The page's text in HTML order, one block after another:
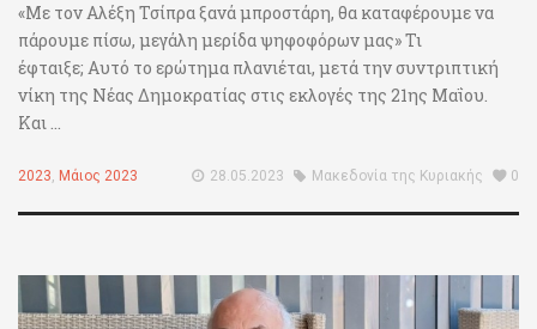
«Με τον Αλέξη Τσίπρα ξανά μπροστάρη, θα καταφέρουμε να
πάρουμε πίσω, μεγάλη μερίδα ψηφοφόρων μας» Τι
έφταιξε; Αυτό το ερώτημα πλανιέται, μετά την συντριπτική
νίκη της Νέας Δημοκρατίας στις εκλογές της 21ης Μαΐου.
Και ...
2023, Μάιος 2023 28.05.2023 Μακεδονία της Κυριακής 0